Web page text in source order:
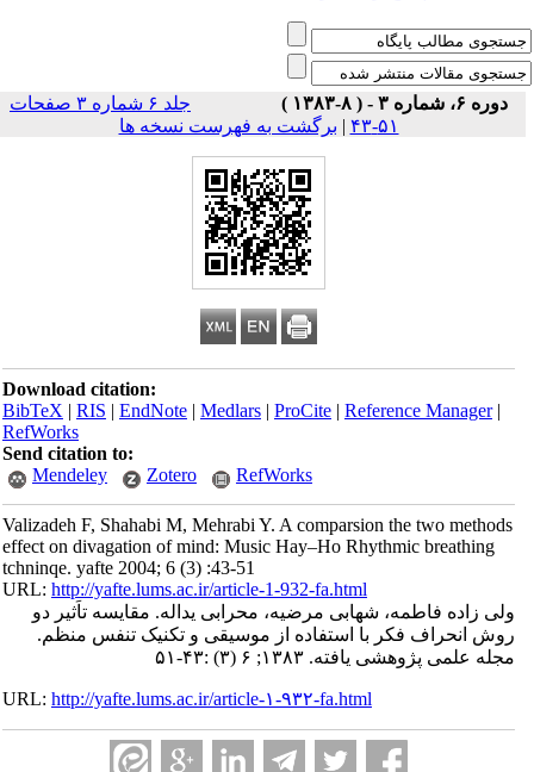
دوره ۶، شماره ۳ - ( ۸-۱۳۸۳ )
جلد ۶ شماره ۳ صفحات
۵۱-۴۳
|برگشت به فهرست نسخه ها
Download citation:
BibTeX|RIS|EndNote|Medlars|ProCite|Reference Manager
RefWorks
Send citation to:
Mendeley
Zotero RefWorks
Valizadeh F, Shahabi M, Mehrabi Y. A comparsion the two methods
effect on divagation of mind: Music Hay–Ho Rhythmic breathing
tchninqe. yafte 2004; 6 (3) :43-51
URL:http://yafte.lums.ac.ir/article-1-932-fa.html
ولی زاده فاطمه، شهابی مرضیه، محرابی یداله. مقایسه تاَثیر دو
روش انحراف فکر با استفاده از موسیقی و تکنیک تنفس منظم.
مجله علمی پژوهشی یافته. ۱۳۸۳; ۶ (۳) :۴۳-۵۱
URL:http://yafte.lums.ac.ir/article-۱-۹۳۲-fa.html